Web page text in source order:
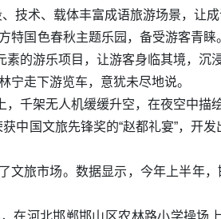
技术、载体丰富成语旅游场景，让
国色春秋主题乐园，备受游客青睐
的游乐项目，让游客身临其境，沉
宁走下游览车，意犹未尽地说。
千架无人机缓缓升空，在夜空中描
中国文旅先锋奖的“赵都礼宴”，开发
旅市场。数据显示，今年上半年
在河北邯郸邯山区农林路小学操场